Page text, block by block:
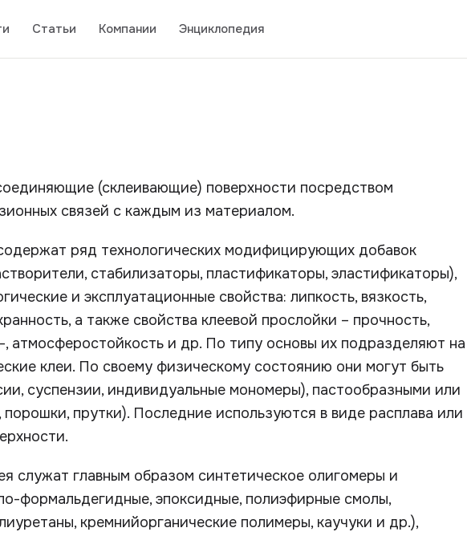
Статьи Компании Энциклопедия
(склеивающие) поверхности посредством
связей с каждым из материалом.
ряд технологических модифицирующих добавок
стабилизаторы, пластификаторы, эластификаторы),
и эксплуатационные свойства: липкость, вязкость,
а также свойства клеевой прослойки – прочность,
атмосферостойкость и др. По типу основы их подразделяют на
клеи. По своему физическому состоянию они могут быть
суспензии, индивидуальные мономеры), пастообразными или
порошки, прутки). Последние используются в виде расплава или
служат главным образом синтетическое олигомеры и
формальдегидные, эпоксидные, полиэфирные смолы,
кремнийорганические полимеры, каучуки и др.),